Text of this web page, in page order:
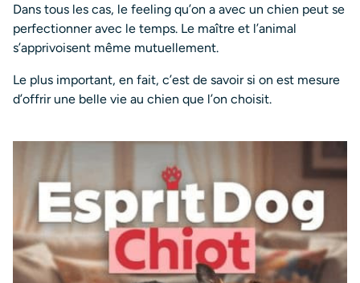
Dans tous les cas, le feeling qu’on a avec un chien peut se
perfectionner avec le temps. Le maître et l’animal
s’apprivoisent même mutuellement.
Le plus important, en fait, c’est de savoir si on est mesure
d’offrir une belle vie au chien que l’on choisit.